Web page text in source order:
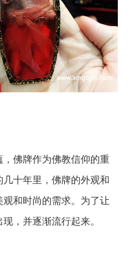
佛牌作为佛教信仰的重
十年里，佛牌的外观和
和时尚的需求。为了让
，并逐渐流行起来。